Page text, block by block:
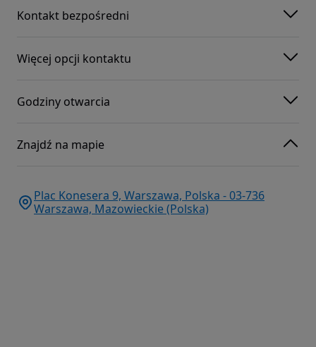
Kontakt bezpośredni
Więcej opcji kontaktu
Godziny otwarcia
Znajdź na mapie
Plac Konesera 9, Warszawa, Polska - 03-736
Warszawa, Mazowieckie (Polska)